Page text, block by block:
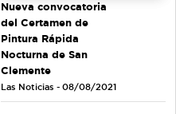
Nueva convocatoria
del Certamen de
Pintura Rápida
Nocturna de San
Clemente
Las Noticias - 08/08/2021